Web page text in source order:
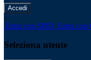
-
Entra con SPID Entra con
Seleziona utente